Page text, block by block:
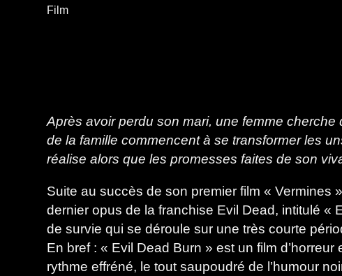
Film
Après avoir perdu son mari, une femme
de la famille commencent à se transformer les
réalise alors que les promesses faites de son
Suite au succès de son premier film « Vermines
dernier opus de la franchise Evil Dead, intitulé «
de survie qui se déroule sur une très courte
En bref : « Evil Dead Burn » est un film
rythme effréné, le tout saupoudré de l’humour